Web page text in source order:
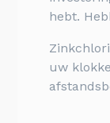
hebt.
uw